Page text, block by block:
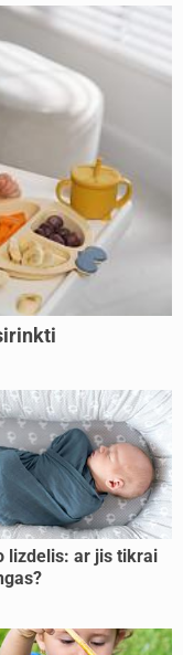
lizdelis: ar jis tikrai